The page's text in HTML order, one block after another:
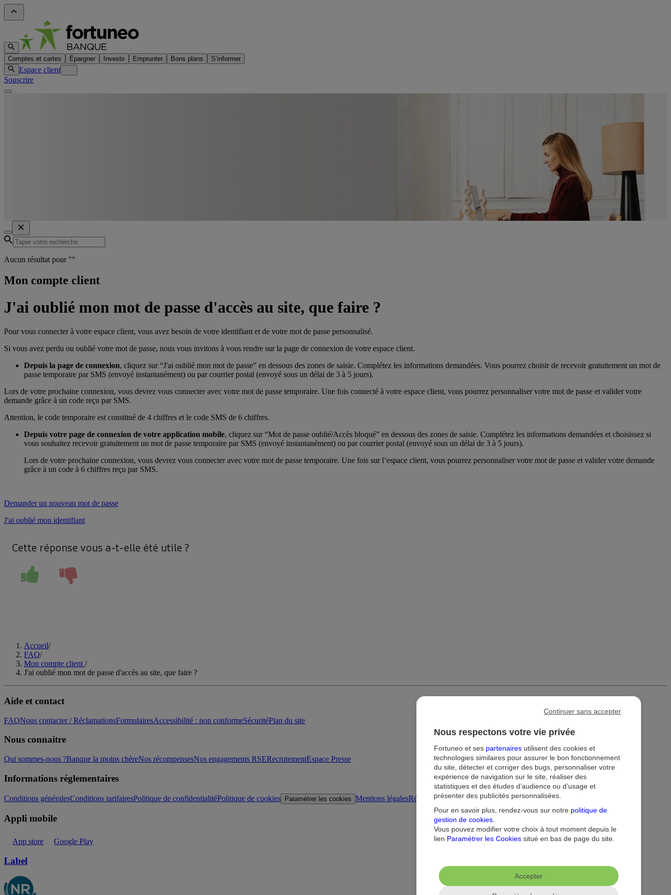
Comptes et cartes Épargner Investir Emprunter Bons plans S’informer
Espace client
Souscrire
Aucun résultat pour ""
Mon compte client
J'ai oublié mon mot de passe d'accès au site, que faire ?
Pour vous connecter à votre espace client, vous avez besoin de votre identifiant et de votre mot de passe personnalisé.
Si vous avez perdu ou oublié votre mot de passe, nous vous invitons à vous rendre sur la page de connexion de votre espace client.
Depuis la page de connexion, cliquez sur “J'ai oublié mon mot de passe" en dessous des zones de saisie. Complétez les informations demandées. Vous pourrez choisir de recevoir gratuitement un mot de
passe temporaire par SMS (envoyé instantanément) ou par courrier postal (envoyé sous un délai de 3 à 5 jours).
Lors de votre prochaine connexion, vous devrez vous connecter avec votre mot de passe temporaire. Une fois connecté à votre espace client, vous pourrez personnaliser votre mot de passe et valider votre
demande grâce à un code reçu par SMS.
Attention, le code temporaire est constitué de 4 chiffres et le code SMS de 6 chiffres.
Depuis votre page de connexion de votre application mobile, cliquez sur “Mot de passe oublié/Accès bloqué” en dessous des zones de saisie. Complétez les informations demandées et choisissez si
vous souhaitez recevoir gratuitement un mot de passe temporaire par SMS (envoyé instantanément) ou par courrier postal (envoyé sous un délai de 3 à 5 jours).
Lors de votre prochaine connexion, vous devrez vous connecter avec votre mot de passe temporaire. Une fois sur l’espace client, vous pourrez personnaliser votre mot de passe et valider votre demande
grâce à un code à 6 chiffres reçu par SMS.
Demander un nouveau mot de passe
J'ai oublié mon identifiant
Cette réponse vous a-t-elle été utile ?
Accueil/
FAQ/
Mon compte client /
J'ai oublié mon mot de passe d'accès au site, que faire ?
Aide et contact
FAQNous contacter / RéclamationsFormulairesAccessibilité : non conformeSécuritéPlan du site
Nous connaitre
Qui sommes-nous ?Banque la moins chèreNos récompensesNos engagements RSERecrutementEspace Presse
Informations réglementaires
Conditions généralesConditions tarifairesPolitique de confidentialitéPolitique de cookies Paramétrer les cookies Mentions légalesRéglementationDroit au compte et clients fragiles
Appli mobile
App store Google Play
Label
Nous respectons votre vie privée
Fortuneo et ses partenaires utilisent des cookies et
technologies similaires pour assurer le bon fonctionnement
du site, détecter et corriger des bugs, personnaliser votre
expérience de navigation sur le site, réaliser des
statistiques et des études d’audience ou d’usage et
présenter des publicités personnalisées.
Pour en savoir plus, rendez-vous sur notre politique de
gestion de cookies
Vous pouvez modifier votre choix à tout moment depuis le
lien Paramétrer les Cookies situé en bas de page du site.
Accepter
Continuer sans accepter